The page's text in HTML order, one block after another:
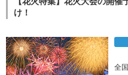
け！
全